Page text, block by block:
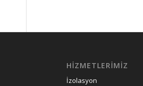
HIZMETLERIMIZ
İzolasyon